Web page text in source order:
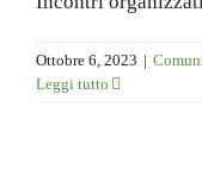
Ottobre 6, 2023 |
Leggi tutto